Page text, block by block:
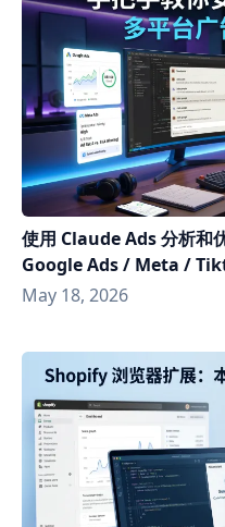
使用 Claude Ads 分析和
Google Ads / Meta /
May 18, 2026